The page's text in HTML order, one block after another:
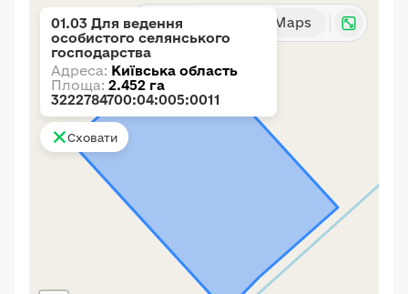
Карта Google Maps
01.03 Для ведення
особистого селянського
господарства
Адреса: Київська область
Площа: 2.452 га
3222784700:04:005:0011
Сховати